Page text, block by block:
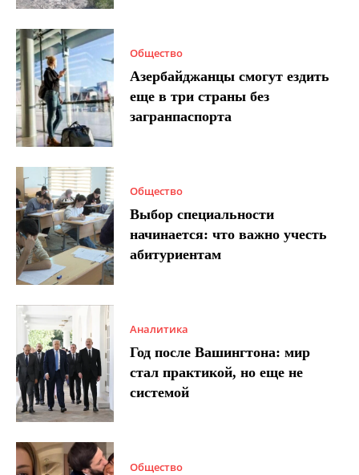
Общество
Азербайджанцы смогут ездить
еще в три страны без
загранпаспорта
Общество
Выбор специальности
начинается: что важно учесть
абитуриентам
Аналитика
Год после Вашингтона: мир
стал практикой, но еще не
системой
Общество